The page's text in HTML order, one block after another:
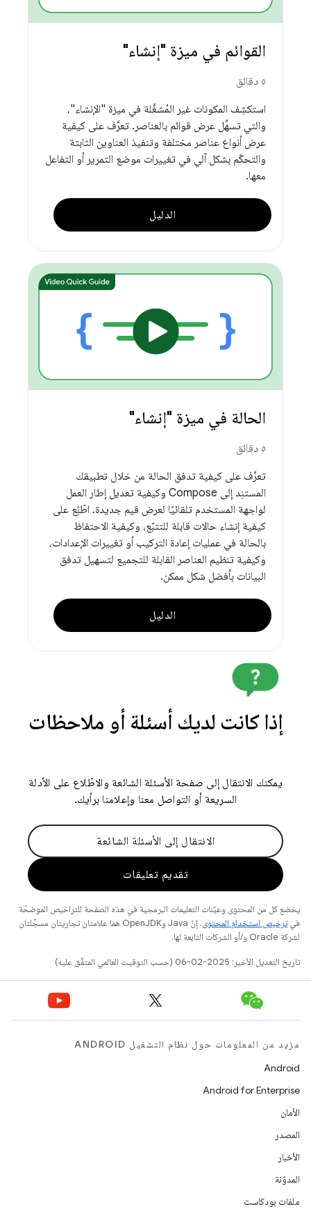
القوائم في ميزة "إنشاء"
٥ دقائق
استكشِف المكونات غير المُشغَّلة في ميزة "الإنشاء"،
والتي تسهِّل عرض قوائم بالعناصر. تعرَّف على كيفية
عرض أنواع عناصر مختلفة وتنفيذ العناوين الثابتة
والتحكّم بشكل آلي في تغييرات موضع التمرير أو التفاعل
معها.
الدليل
الحالة في ميزة "إنشاء"
٥ دقائق
تعرَّف على كيفية تدفق الحالة من خلال تطبيقك
المستنِد إلى Compose وكيفية تعديل إطار العمل
لواجهة المستخدم تلقائيًا لعرض قيم جديدة. اطّلِع على
كيفية إنشاء حالات قابلة للتتبّع، وكيفية الاحتفاظ
بالحالة في عمليات إعادة التركيب أو تغييرات الإعدادات،
وكيفية تنظيم العناصر القابلة للتجميع لتسهيل تدفق
البيانات بأفضل شكل ممكن.
الدليل
إذا كانت لديك أسئلة أو ملاحظات
يمكنك الانتقال إلى صفحة الأسئلة الشائعة والاطّلاع على الأدلة
السريعة أو التواصل معنا وإعلامنا برأيك.
الانتقال إلى الأسئلة الشائعة
تقديم تعليقات
يخضع كل من المحتوى وعيّنات التعليمات البرمجية في هذه الصفحة للتراخيص الموضحّة
فيترخيص استخدام المحتوى
. إنّ Java وOpenJDK هما علامتان تجاريتان مسجَّلتان
لشركة Oracle و/أو الشركات التابعة لها.
تاريخ التعديل الأخير: 2025-02-06 (حسب التوقيت العالمي المتفَّق عليه)
مزيد من المعلومات حول نظام التشغيل ANDROID
Android
Android for Enterprise
الأمان
المصدر
الأخبار
المدوّنة
ملفات بودكاست